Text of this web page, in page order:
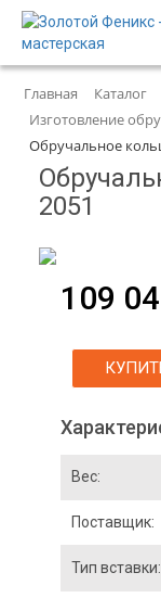
Главная Каталог
Изготовление
Обручальное
2051
109
Вес:
Поставщик:
Тип вставки: